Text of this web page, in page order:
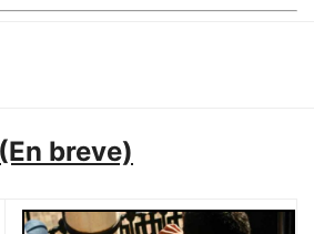
(En breve)